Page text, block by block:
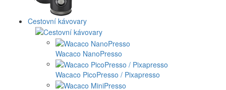
Cestovní kávovary
Wacaco NanoPresso
Wacaco PicoPresso / Pixapresso